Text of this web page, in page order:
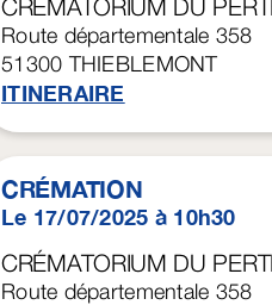
CRÉMATORIUM DU
Route départementale 358
51300 THIEBLEMONT
ITINERAIRE
CRÉMATION
Le 17/07/2025 à 10h30
CRÉMATORIUM DU
Route départementale 358